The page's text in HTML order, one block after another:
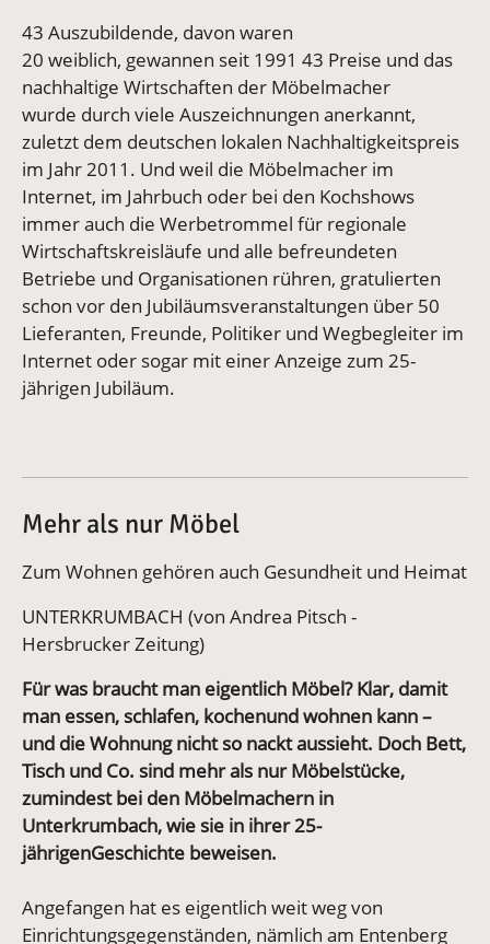
43 Auszubildende, davon waren
20 weiblich, gewannen seit 1991 43 Preise und das
nachhaltige Wirtschaften der Möbelmacher
wurde durch viele Auszeichnungen anerkannt,
zuletzt dem deutschen lokalen Nachhaltigkeitspreis
im Jahr 2011. Und weil die Möbelmacher im
Internet, im Jahrbuch oder bei den Kochshows
immer auch die Werbetrommel für regionale
Wirtschaftskreisläufe und alle befreundeten
Betriebe und Organisationen rühren, gratulierten
schon vor den Jubiläumsveranstaltungen über 50
Lieferanten, Freunde, Politiker und Wegbegleiter im
Internet oder sogar mit einer Anzeige zum 25-
jährigen Jubiläum.
Mehr als nur Möbel
Zum Wohnen gehören auch Gesundheit und Heimat
UNTERKRUMBACH (von Andrea Pitsch -
Hersbrucker Zeitung)
Für was braucht man eigentlich Möbel? Klar, damit
man essen, schlafen, kochenund wohnen kann –
und die Wohnung nicht so nackt aussieht. Doch Bett,
Tisch und Co. sind mehr als nur Möbelstücke,
zumindest bei den Möbelmachern in
Unterkrumbach, wie sie in ihrer 25-
jährigenGeschichte beweisen.
Angefangen hat es eigentlich weit weg von
Einrichtungsgegenständen, nämlich am Entenberg